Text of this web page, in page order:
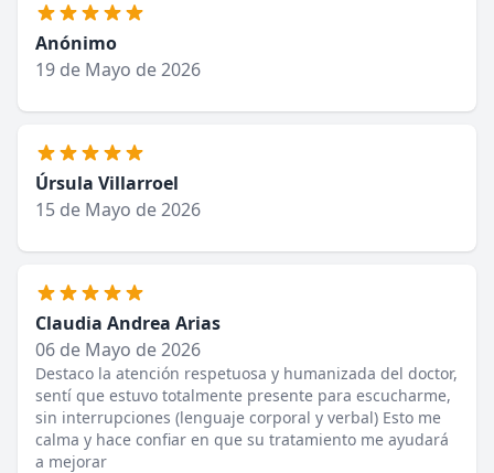
Anónimo
19 de Mayo de 2026
Úrsula Villarroel
15 de Mayo de 2026
Claudia Andrea Arias
06 de Mayo de 2026
Destaco la atención respetuosa y humanizada del doctor,
sentí que estuvo totalmente presente para escucharme,
sin interrupciones (lenguaje corporal y verbal) Esto me
calma y hace confiar en que su tratamiento me ayudará
a mejorar